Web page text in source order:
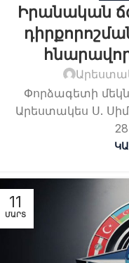
Իրանական
Փորձագետի
Արեստակես Ս.
11
ՄԱՐՏ